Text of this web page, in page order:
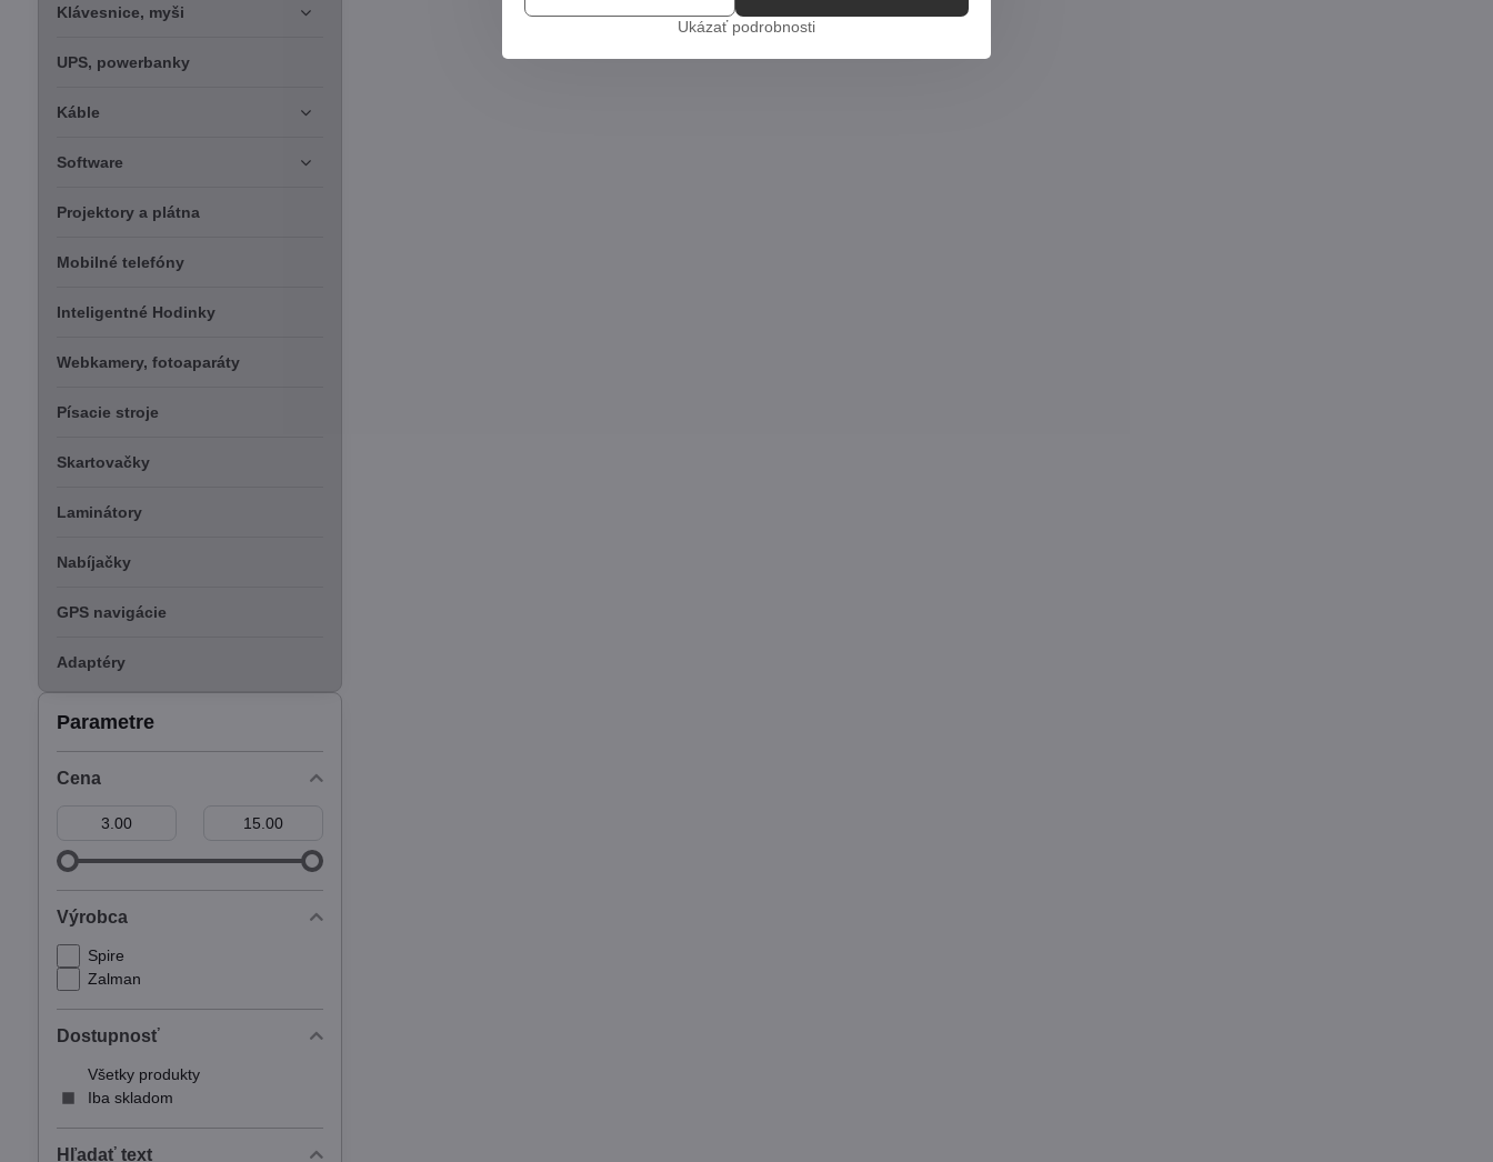
Parametre
Cena
Výrobca
Spire
Zalman
Dostupnosť
Všetky produkty
Iba skladom
Hľadať text
Klávesnice, myši
UPS, powerbanky
Káble
Software
Projektory a plátna
Mobilné telefóny
Inteligentné Hodinky
Webkamery, fotoaparáty
Písacie stroje
Skartovačky
Laminátory
Nabíjačky
GPS navigácie
Adaptéry
Ukázať podrobnosti